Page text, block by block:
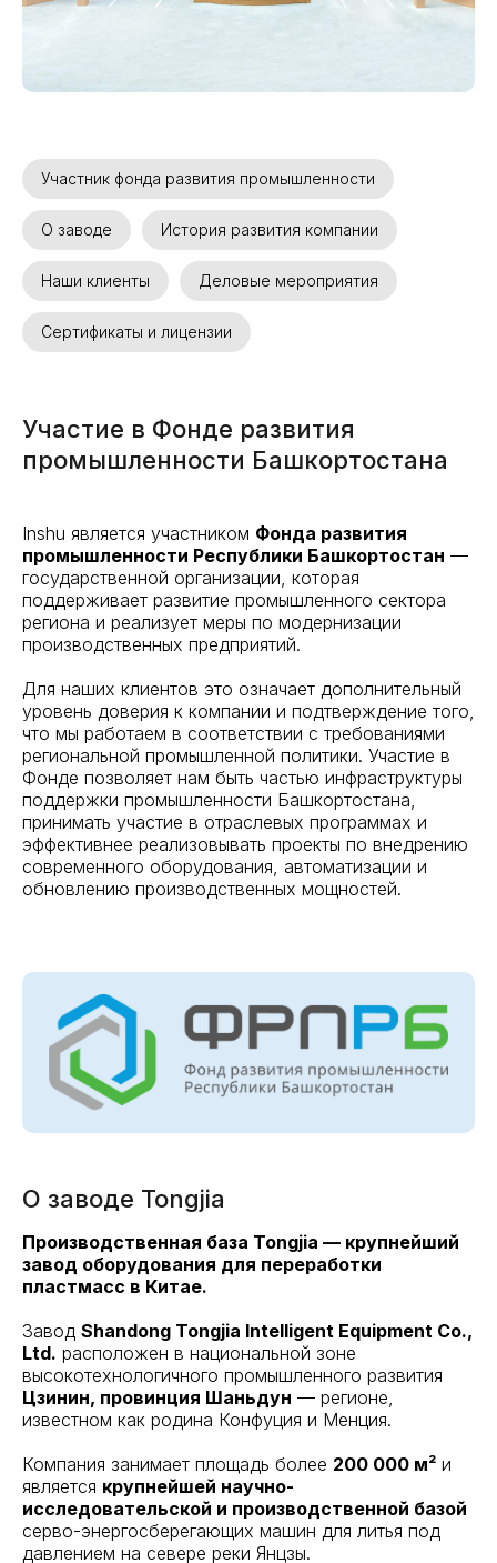
Участник фонда развития промышленности
О заводе История развития компании
Наши клиенты Деловые мероприятия
Сертификаты и лицензии
Участие в Фонде развития
промышленности Башкортостана
Inshu является участником Фонда развития
промышленности Республики Башкортостан —
государственной организации, которая
поддерживает развитие промышленного сектора
региона и реализует меры по модернизации
производственных предприятий.
Для наших клиентов это означает дополнительный
уровень доверия к компании и подтверждение того,
что мы работаем в соответствии с требованиями
региональной промышленной политики. Участие в
Фонде позволяет нам быть частью инфраструктуры
поддержки промышленности Башкортостана,
принимать участие в отраслевых программах и
эффективнее реализовывать проекты по внедрению
современного оборудования, автоматизации и
обновлению производственных мощностей.
О заводе Tongjia
Производственная база Tongjia — крупнейший
завод оборудования для переработки
пластмасс в Китае.
Завод Shandong Tongjia Intelligent Equipment Co.,
Ltd. расположен в национальной зоне
высокотехнологичного промышленного развития
Цзинин, провинция Шаньдун — регионе,
известном как родина Конфуция и Менция.
Компания занимает площадь более 200 000 м² и
является крупнейшей научно-
исследовательской и производственной базой
серво-энергосберегающих машин для литья под
давлением на севере реки Янцзы.